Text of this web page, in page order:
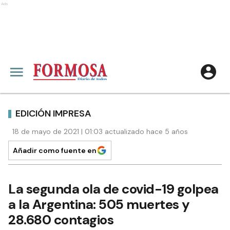
Ads
EDICIÓN IMPRESA
18 de mayo de 2021 | 01:03 actualizado hace 5 años
Añadir como fuente en
La segunda ola de covid-19 golpea
a la Argentina: 505 muertes y
28.680 contagios